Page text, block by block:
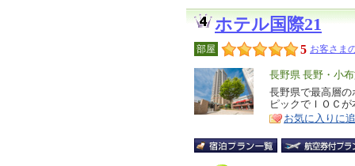
ホテル国際21
部屋 5 お客さま
エ
リ
ア
長野県 長野・小
特
徴
長野県で最高層
ピックでＩＯＣ
お気に入りに